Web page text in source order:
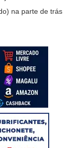
na parte de trás